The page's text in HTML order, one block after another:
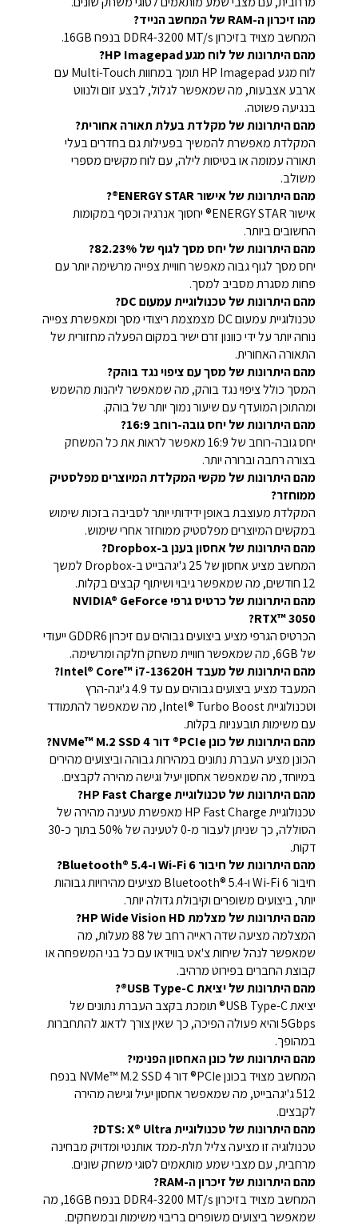
מהו זיכרון ה-RAM של המחשב הנייד?
המחשב מצויד בזיכרון DDR4-3200 MT/s בנפח 16GB.
מהם היתרונות של לוח מגע HP Imagepad?
לוח מגע HP Imagepad תומך במחוות Multi-Touch עם
ארבע אצבעות, מה שמאפשר לגלול, לבצע זום ולנווט
בנגיעה פשוטה.
מהם היתרונות של מקלדת בעלת תאורה אחורית?
המקלדת מאפשרת להמשיך בפעילות גם בחדרים בעלי
תאורה עמומה או בטיסות לילה, עם לוח מקשים מספרי
משולב.
מהם היתרונות של אישור ENERGY STAR®?
אישור ENERGY STAR® יחסוך אנרגיה וכסף במקומות
החשובים ביותר.
מהם היתרונות של יחס מסך לגוף של 82.23%?
יחס מסך לגוף גבוה מאפשר חוויית צפייה מרשימה יותר עם
פחות מסגרת מסביב למסך.
מהם היתרונות של טכנולוגיית עמעום DC?
טכנולוגיית עמעום DC מצמצמת ריצודי מסך ומאפשרת צפייה
נוחה יותר על ידי כוונון זרם ישיר במקום הפעלה מחזורית של
התאורה האחורית.
מהם היתרונות של מסך עם ציפוי נגד בוהק?
המסך כולל ציפוי נגד בוהק, מה שמאפשר ליהנות מהשמש
ומהתוכן המועדף עם שיעור נמוך יותר של בוהק.
מהם היתרונות של יחס גובה-רוחב 16:9?
יחס גובה-רוחב של 16:9 מאפשר לראות את כל המשחק
בצורה רחבה וברורה יותר.
מהם היתרונות של מקשי המקלדת המיוצרים מפלסטיק
ממוחזר?
המקלדת מעוצבת באופן ידידותי יותר לסביבה בזכות שימוש
במקשים המיוצרים מפלסטיק ממוחזר אחרי שימוש.
מהם היתרונות של אחסון בענן ב-Dropbox?
המחשב מציע אחסון של 25 ג'יגהבייט ב-Dropbox למשך
12 חודשים, מה שמאפשר גיבוי ושיתוף קבצים בקלות.
מהם היתרונות של כרטיס גרפי NVIDIA® GeForce
RTX™ 3050?
הכרטיס הגרפי מציע ביצועים גבוהים עם זיכרון GDDR6 ייעודי
של 6GB, מה שמאפשר חוויית משחק חלקה ומרשימה.
מהם היתרונות של מעבד Intel® Core™ i7-13620H?
המעבד מציע ביצועים גבוהים עם עד 4.9 ג'יגה-הרץ
וטכנולוגיית Intel® Turbo Boost, מה שמאפשר להתמודד
עם משימות תובעניות בקלות.
מהם היתרונות של כונן PCIe® דור 4 NVMe™ M.2 SSD?
הכונן מציע העברת נתונים במהירות גבוהה וביצועים מהירים
במיוחד, מה שמאפשר אחסון יעיל וגישה מהירה לקבצים.
מהם היתרונות של טכנולוגיית HP Fast Charge?
טכנולוגיית HP Fast Charge מאפשרת טעינה מהירה של
הסוללה, כך שניתן לעבור מ-0 לטעינה של 50% בתוך כ-30
דקות.
מהם היתרונות של חיבור Wi-Fi 6 ו-Bluetooth® 5.4?
חיבור Wi-Fi 6 ו-Bluetooth® 5.4 מציעים מהירויות גבוהות
יותר, ביצועים משופרים וקיבולת גדולה יותר.
מהם היתרונות של מצלמת HP Wide Vision HD?
המצלמה מציעה שדה ראייה רחב של 88 מעלות, מה
שמאפשר לנהל שיחות צ'אט בווידאו עם כל בני המשפחה או
קבוצת החברים בפירוט מרהיב.
מהם היתרונות של יציאת USB Type-C®?
יציאת USB Type-C® תומכת בקצב העברת נתונים של
5Gbps והיא פעולה הפיכה, כך שאין צורך לדאוג להתחברות
במהופך.
מהם היתרונות של כונן האחסון הפנימי?
המחשב מצויד בכונן PCIe® דור 4 NVMe™ M.2 SSD בנפח
512 ג'יגהבייט, מה שמאפשר אחסון יעיל וגישה מהירה
לקבצים.
מהם היתרונות של טכנולוגיית DTS: X® Ultra?
טכנולוגיה זו מציעה צליל תלת-ממד אותנטי ומדויק מבחינה
מרחבית, עם מצבי שמע מותאמים לסוגי משחק שונים.
מהם היתרונות של זיכרון ה-RAM?
המחשב מצויד בזיכרון DDR4-3200 MT/s בנפח 16GB, מה
שמאפשר ביצועים משופרים בריבוי משימות ובמשחקים.